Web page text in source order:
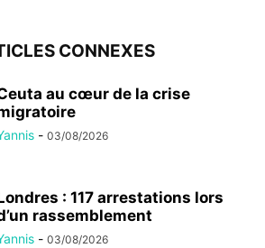
CONNEXES
au cœur de la crise
- 03/08/2026
: 117 arrestations lors
rassemblement
- 03/08/2026